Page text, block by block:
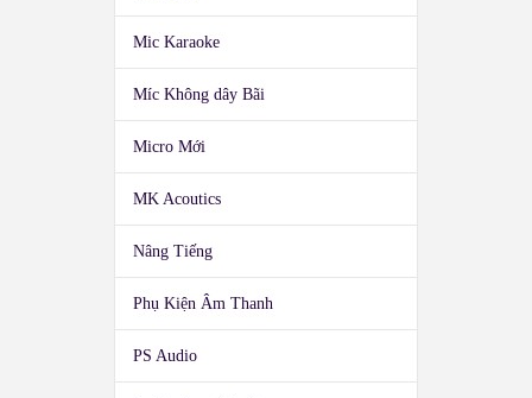
Mic Karaoke
Míc Không dây Bãi
Micro Mới
MK Acoutics
Nâng Tiếng
Phụ Kiện Âm Thanh
PS Audio